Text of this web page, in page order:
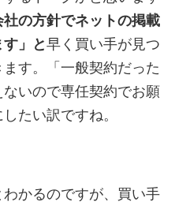
社の方針でネットの掲載
」と早く買い手が見つ
す。「一般契約だった
いので専任契約でお願
たい訳ですね。
かるのですが、買い手